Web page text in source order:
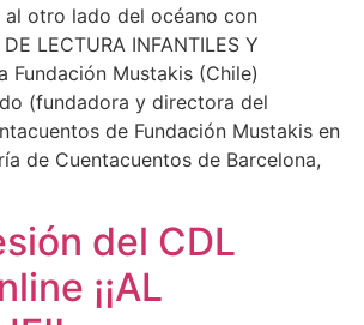
al otro lado del océano con
LECTURA INFANTILES Y
Fundación Mustakis (Chile)
(fundadora y directora del
de Fundación Mustakis en
de Cuentacuentos de Barcelona,
del CDL
¡¡AL